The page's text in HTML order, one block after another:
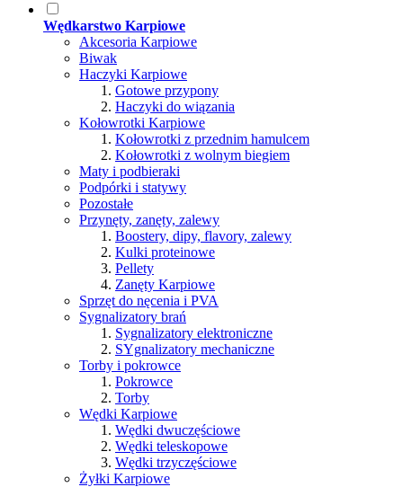
Wędkarstwo Karpiowe
Akcesoria Karpiowe
Biwak
Haczyki Karpiowe
Gotowe przypony
Haczyki do wiązania
Kołowrotki Karpiowe
Kołowrotki z przednim hamulcem
Kołowrotki z wolnym biegiem
Maty i podbieraki
Podpórki i statywy
Pozostałe
Przynęty, zanęty, zalewy
Boostery, dipy, flavory, zalewy
Kulki proteinowe
Pellety
Zanęty Karpiowe
Sprzęt do nęcenia i PVA
Sygnalizatory brań
Sygnalizatory elektroniczne
SYgnalizatory mechaniczne
Torby i pokrowce
Pokrowce
Torby
Wędki Karpiowe
Wędki dwuczęściowe
Wędki teleskopowe
Wędki trzyczęściowe
Żyłki Karpiowe